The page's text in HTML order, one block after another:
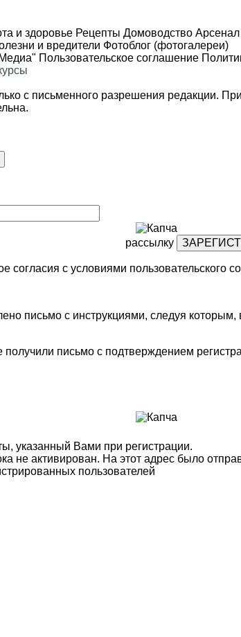
и здоровье Рецепты Домоводство Арсенал
и вредители Фотоблог (фотогалереи)
Пользовательское соглашение
с письменного разрешения редакции. При
рассылку
согласия с условиями пользовательского
письмо с инструкциями, следуя которым,
письмо с подтверждением
указанный Вами при регистрации.
не активирован. На этот адрес было
пользователей